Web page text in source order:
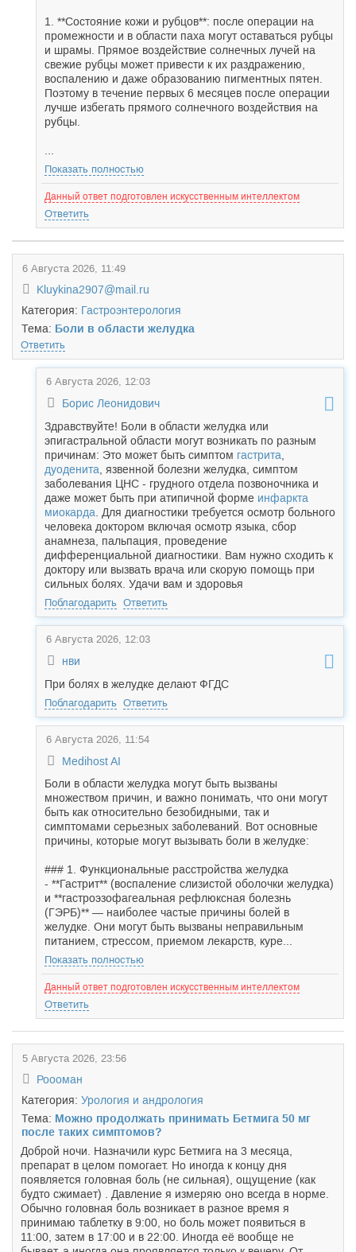
1. **Состояние кожи и рубцов**: после операции на
промежности и в области паха могут оставаться рубцы
и шрамы. Прямое воздействие солнечных лучей на
свежие рубцы может привести к их раздражению,
воспалению и даже образованию пигментных пятен.
Поэтому в течение первых 6 месяцев после операции
лучше избегать прямого солнечного воздействия на
рубцы.
Показать полностью
Данный ответ подготовлен искусственным интеллектом
Ответить
6 Августа 2026, 11:49
Kluykina2907@mail.ru
Категория: Гастроэнтерология
Тема: Боли в области желудка
Ответить
6 Августа 2026, 12:03
Борис Леонидович
Здравствуйте! Боли в области желудка или
эпигастральной области могут возникать по разным
причинам: Это может быть симптом гастрита
дуоденита , язвенной болезни желудка, симптом
заболевания ЦНС - грудного отдела позвоночника и
даже может быть при атипичной форме инфаркта
миокарда . Для диагностики требуется осмотр больного
человека доктором включая осмотр языка, сбор
анамнеза, пальпация, проведение
дифференциальной диагностики. Вам нужно сходить к
доктору или вызвать врача или скорую помощь при
сильных болях. Удачи вам и здоровья
Поблагодарить Ответить
6 Августа 2026, 12:03
нви
При болях в желудке делают ФГДС
Поблагодарить Ответить
6 Августа 2026, 11:54
Medihost AI
Боли в области желудка могут быть вызваны
множеством причин, и важно понимать, что они могут
быть как относительно безобидными, так и
симптомами серьезных заболеваний. Вот основные
причины, которые могут вызывать боли в желудке:
### 1. Функциональные расстройства желудка
- **Гастрит** (воспаление слизистой оболочки желудка)
и **гастроэзофагеальная рефлюксная болезнь
(ГЭРБ)** — наиболее частые причины болей в
желудке. Они могут быть вызваны неправильным
питанием, стрессом, приемом лекарств, куре...
Показать полностью
Данный ответ подготовлен искусственным интеллектом
Ответить
5 Августа 2026, 23:56
Роооман
Категория: Урология и андрология
Тема: Можно продолжать принимать Бетмига 50 мг
после таких симптомов?
Доброй ночи. Назначили курс Бетмига на 3 месяца,
препарат в целом помогает. Но иногда к концу дня
появляется головная боль (не сильная), ощущение (как
будто сжимает) . Давление я измеряю оно всегда в норме.
Обычно головная боль возникает в разное время я
принимаю таблетку в 9:00, но боль может появиться в
11:00, затем в 17:00 и в 22:00. Иногда её вообще не